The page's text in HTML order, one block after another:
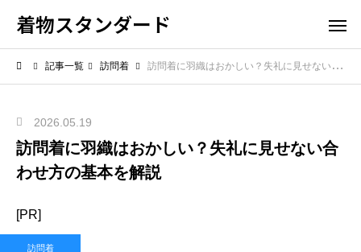
着物スタンダード
記事一覧 訪問着 訪問着に羽織はおかしい？失礼に見せない合わせ方の基本を解説
2026.05.19
訪問着に羽織はおかしい？失礼に見せない合
わせ方の基本を解説
[PR]
訪問着